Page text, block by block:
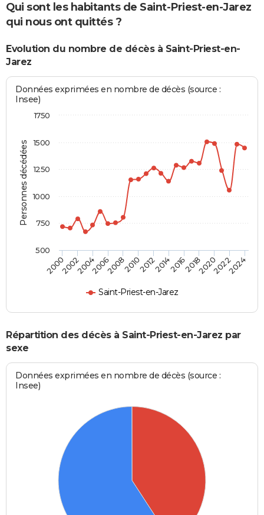
Qui sont les habitants de Saint-Priest-en-Jarez
qui nous ont quittés ?
Evolution du nombre de décès à Saint-Priest-en-
Jarez
Personnes décédées
Données exprimées en nombre de décès (source :
Insee)
Saint-Priest-en-Jarez
2000200220042006200820102012201420162018202020222024
500
750
1000
1250
1500
1750
Répartition des décès à Saint-Priest-en-Jarez par
sexe
Données exprimées en nombre de décès (source :
Insee)